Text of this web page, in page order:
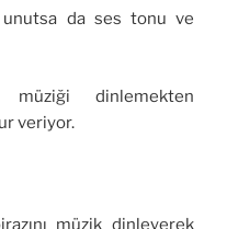
unutsa da ses tonu ve
dinlemekten
veriyor.
müzik dinleyerek